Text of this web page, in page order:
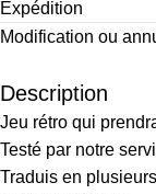
Expédition
Modification ou
Description
Jeu rétro qui
Testé par notre
Traduis en